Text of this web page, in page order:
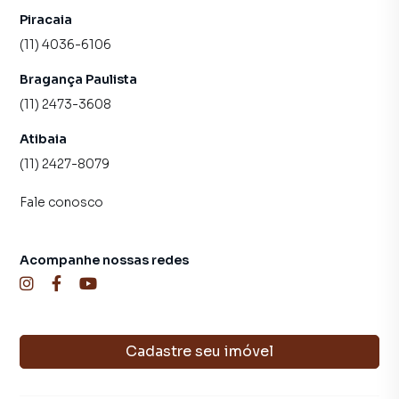
imóvel mais rápido. Contamos também com um time de
programadores, corretores treinados e uma central de
atendimento preparada para atender proprietários e
inquilinos.
Piracaia
(11) 4036-6106
Bragança Paulista
(11) 2473-3608
Atibaia
(11) 2427-8079
Fale conosco
Cadastre seu imóvel
Acompanhe nossas redes